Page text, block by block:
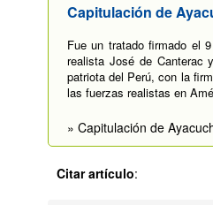
Capitulación de
Fue un tratado firmado el
realista José de Canterac
patriota del Perú, con la
las fuerzas realistas en
» Capitulación de
Citar artículo: